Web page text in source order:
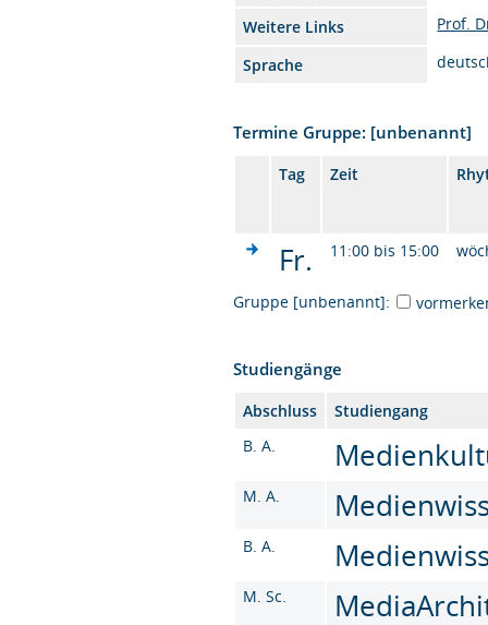
Weitere Links
Prof.
Sprache
Termine Gruppe: [unbenannt]
Tag Zeit
Fr. 11:00 bis 15:00
Gruppe [unbenannt]:
Studiengänge
Abschluss
Studiengang
B. A.
M. A.
B. A.
M. Sc.